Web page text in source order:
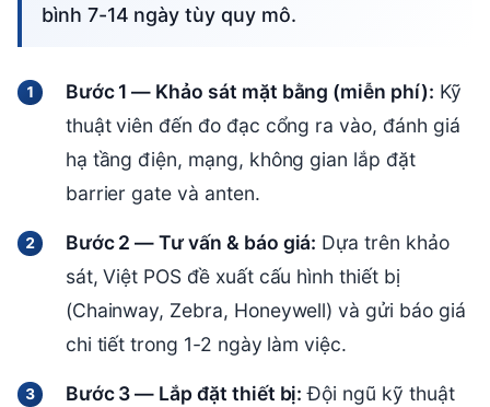
bình 7-14 ngày tùy quy mô.
Bước 1 — Khảo sát mặt bằng (miễn phí): Kỹ
thuật viên đến đo đạc cổng ra vào, đánh giá
hạ tầng điện, mạng, không gian lắp đặt
barrier gate và anten.
Bước 2 — Tư vấn & báo giá: Dựa trên khảo
sát, Việt POS đề xuất cấu hình thiết bị
(Chainway, Zebra, Honeywell) và gửi báo giá
chi tiết trong 1-2 ngày làm việc.
Bước 3 — Lắp đặt thiết bị: Đội ngũ kỹ thuật